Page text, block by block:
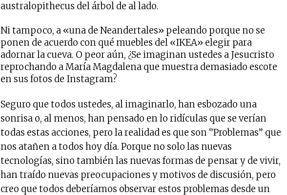
australopithecus del árbol de al lado.
Ni tampoco, a «una de Neandertales» peleando porque no se
ponen de acuerdo con qué muebles del «IKEA» elegir para
adornar la cueva. O peor aún, ¿Se imaginan ustedes a Jesucristo
reprochando a María Magdalena que muestra demasiado escote
en sus fotos de Instagram?
Seguro que todos ustedes, al imaginarlo, han esbozado una
sonrisa o, al menos, han pensado en lo ridículas que se verían
todas estas acciones, pero la realidad es que son ‘’Problemas’’ que
nos atañen a todos hoy día. Porque no solo las nuevas
tecnologías, sino también las nuevas formas de pensar y de vivir,
han traído nuevas preocupaciones y motivos de discusión, pero
creo que todos deberíamos observar estos problemas desde un